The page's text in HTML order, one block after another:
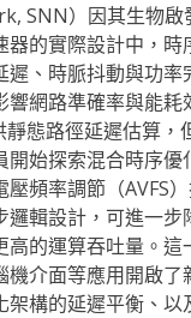
SNN）因其生物啟
的實際設計中，
、時脈抖動與功
網路準確率與能
態路徑延遲估算
始探索混合時序
頻率調節（AVFS
輯設計，可進一
的運算吞吐量。
介面等應用開啟
構的延遲平衡、